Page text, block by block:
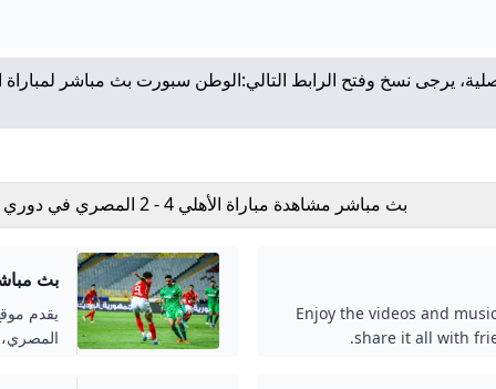
يرجى نسخ وفتح الرابط التالي:الوطن سبورت بث مباشر لمباراة
بث مباشر مشاهدة مباراة الأهلي 4 - 2 المصري
انتهت - كورة بلس
Enjoy the videos and
share it all with
- كورة
يقدم